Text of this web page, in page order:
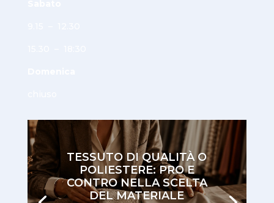
TESSUTO DI QUALITÀ O
POLIESTERE: PRO E
CONTRO NELLA SCELTA
DEL MATERIALE